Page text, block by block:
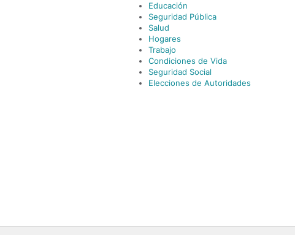
Educación
Seguridad Pública
Salud
Hogares
Trabajo
Condiciones de Vida
Seguridad Social
Elecciones de Autoridades